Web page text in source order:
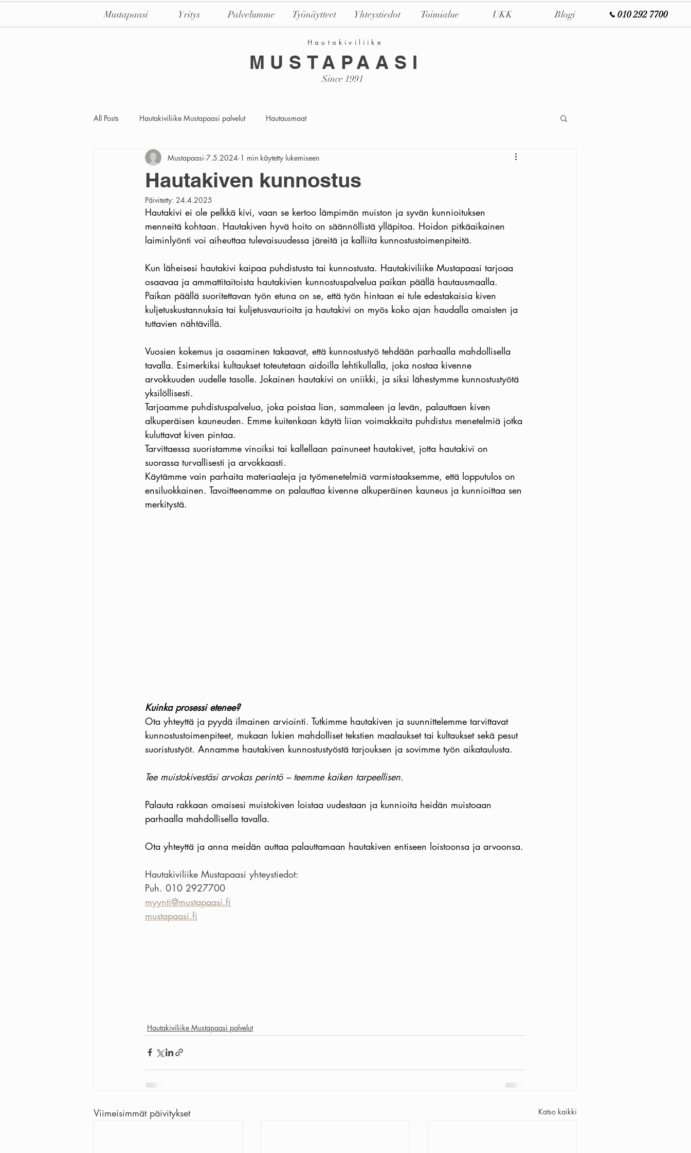
Mustapaasi Yritys Palvelumme Työnäytteet Yhteystiedot Toimialue UKK Blogi 010 292 7700
Hautakiviliike
MUSTAPAASI
Since 1991
All Posts Hautakiviliike Mustapaasi palvelut Hautausmaat
Hautakiven kunnostus
Mustapaasi 7.5.2024 1 min käytetty lukemiseen
Päivitetty: 24.4.2025
Hautakivi ei ole pelkkä kivi, vaan se kertoo lämpimän muiston ja syvän kunnioituksen
menneitä kohtaan. Hautakiven hyvä hoito on säännöllistä ylläpitoa. Hoidon pitkäaikainen
laiminlyönti voi aiheuttaa tulevaisuudessa järeitä ja kalliita kunnostustoimenpiteitä.
Kun läheisesi hautakivi kaipaa puhdistusta tai kunnostusta. Hautakiviliike Mustapaasi tarjoaa
osaavaa ja ammattitaitoista hautakivien kunnostuspalvelua paikan päällä hautausmaalla.
Paikan päällä suoritettavan työn etuna on se, että työn hintaan ei tule edestakaisia kiven
kuljetuskustannuksia tai kuljetusvaurioita ja hautakivi on myös koko ajan haudalla omaisten ja
tuttavien nähtävillä.
Vuosien kokemus ja osaaminen takaavat, että kunnostustyö tehdään parhaalla mahdollisella
tavalla. Esimerkiksi kultaukset toteutetaan aidoilla lehtikullalla, joka nostaa kivenne
arvokkuuden uudelle tasolle. Jokainen hautakivi on uniikki, ja siksi lähestymme kunnostustyötä
yksilöllisesti.
Tarjoamme puhdistuspalvelua, joka poistaa lian, sammaleen ja levän, palauttaen kiven
alkuperäisen kauneuden. Emme kuitenkaan käytä liian voimakkaita puhdistus menetelmiä jotka
kuluttavat kiven pintaa.
Tarvittaessa suoristamme vinoiksi tai kallellaan painuneet hautakivet, jotta hautakivi on
suorassa turvallisesti ja arvokkaasti.
Käytämme vain parhaita materiaaleja ja työmenetelmiä varmistaaksemme, että lopputulos on
ensiluokkainen. Tavoitteenamme on palauttaa kivenne alkuperäinen kauneus ja kunnioittaa sen
merkitystä.
Kuinka prosessi etenee?
Ota yhteyttä ja pyydä ilmainen arviointi. Tutkimme hautakiven ja suunnittelemme tarvittavat
kunnostustoimenpiteet, mukaan lukien mahdolliset tekstien maalaukset tai kultaukset sekä pesut
suoristustyöt. Annamme hautakiven kunnostustyöstä tarjouksen ja sovimme työn aikataulusta.
Tee muistokivestäsi arvokas perintö – teemme kaiken tarpeellisen.
Palauta rakkaan omaisesi muistokiven loistaa uudestaan ja kunnioita heidän muistoaan
parhaalla mahdollisella tavalla.
Ota yhteyttä ja anna meidän auttaa palauttamaan hautakiven entiseen loistoonsa ja arvoonsa.
Hautakiviliike Mustapaasi yhteystiedot:
Puh. 010 2927700
myynti@mustapaasi.fi
mustapaasi.fi
Hautakiviliike Mustapaasi palvelut
Viimeisimmät päivitykset Katso kaikki